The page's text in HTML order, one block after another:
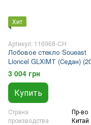
Хит
Артикул: 116968-CH
Лобовое стекло Soueast
Lioncel GLXiMТ (Седан)
3 004 грн
Купить
Страна
производства
Пр-во
Китай